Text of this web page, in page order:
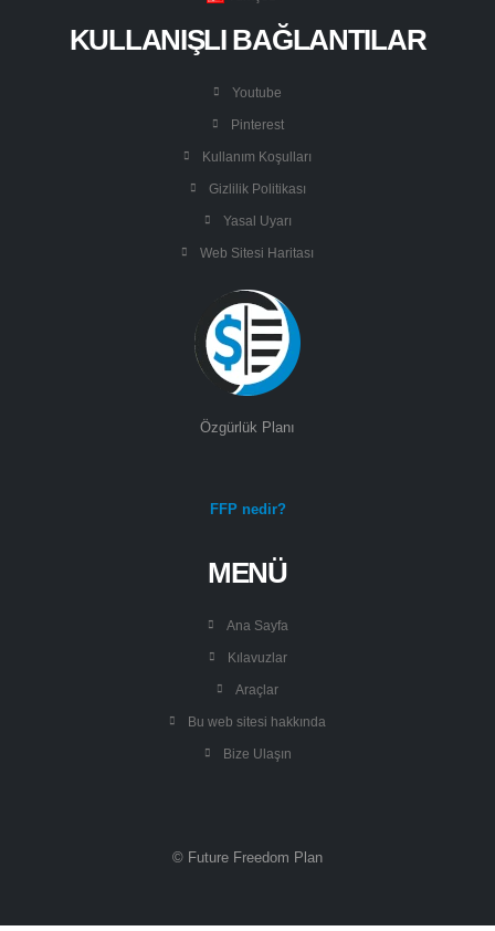
KULLANIŞLI BAĞLANTILAR
Youtube
Pinterest
Kullanım Koşulları
Gizlilik Politikası
Yasal Uyarı
Web Sitesi Haritası
Özgürlük Planı
FFP nedir?
MENÜ
Ana Sayfa
Kılavuzlar
Araçlar
Bu web sitesi hakkında
Bize Ulaşın
© Future Freedom Plan